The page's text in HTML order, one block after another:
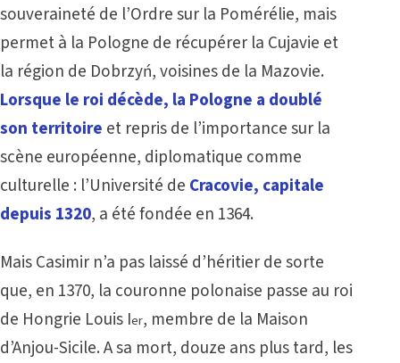
souveraineté de l’Ordre sur la Pomérélie, mais
permet à la Pologne de récupérer la Cujavie et
la région de Dobrzyń, voisines de la Mazovie.
Lorsque le roi décède, la Pologne a doublé
son territoire et repris de l’importance sur la
scène européenne, diplomatique comme
culturelle : l’Université de Cracovie, capitale
depuis 1320, a été fondée en 1364.
Mais Casimir n’a pas laissé d’héritier de sorte
que, en 1370, la couronne polonaise passe au roi
de Hongrie Louis Ier, membre de la Maison
d’Anjou-Sicile. A sa mort, douze ans plus tard, les